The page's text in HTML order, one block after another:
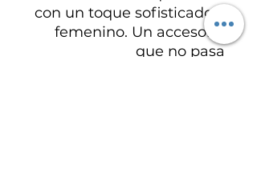
con un toque sofisticado y
femenino. Un accesorio
que no pasa